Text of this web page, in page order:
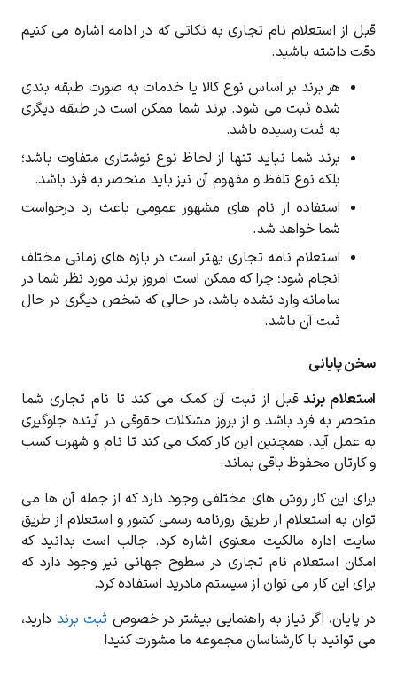
قبل از استعلام نام تجاری به نکاتی که در ادامه اشاره می کنیم
دقت داشته باشید.
هر برند بر اساس نوع کالا یا خدمات به صورت طبقه بندی
شده ثبت می شود. برند شما ممکن است در طبقه دیگری
به ثبت رسیده باشد.
برند شما نباید تنها از لحاظ نوع نوشتاری متفاوت باشد؛
بلکه نوع تلفظ و مفهوم آن نیز باید منحصر به فرد باشد.
استفاده از نام های مشهور عمومی باعث رد درخواست
شما خواهد شد.
استعلام نامه تجاری بهتر است در بازه های زمانی مختلف
انجام شود؛ چرا که ممکن است امروز برند مورد نظر شما در
سامانه وارد نشده باشد، در حالی که شخص دیگری در حال
ثبت آن باشد.
سخن پایانی
استعلام برندقبل از ثبت آن کمک می کند تا نام تجاری شما
منحصر به فرد باشد و از بروز مشکلات حقوقی در آینده جلوگیری
به عمل آید. همچنین این کار کمک می کند تا نام و شهرت کسب
و کارتان محفوظ باقی بماند.
برای این کار روش های مختلفی وجود دارد که از جمله آن ها می
توان به استعلام از طریق روزنامه رسمی کشور و استعلام از طریق
سایت اداره مالکیت معنوی اشاره کرد. جالب است بدانید که
امکان استعلام نام تجاری در سطوح جهانی نیز وجود دارد که
برای این کار می توان از سیستم مادرید استفاده کرد.
در پایان، اگر نیاز به راهنمایی بیشتر در خصوص ثبت برند دارید،
می توانید با کارشناسان مجموعه ما مشورت کنید!